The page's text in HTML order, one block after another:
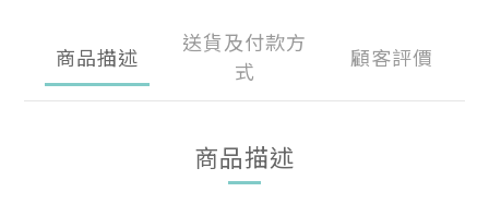
商品描述
送貨及付款方
式
顧客評價
商品描述